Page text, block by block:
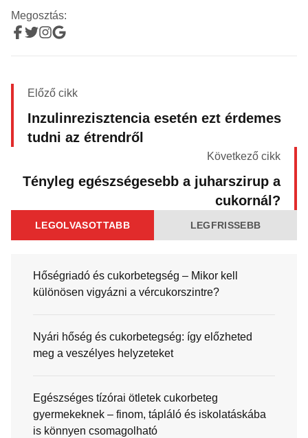
Megosztás:
Előző cikk
Inzulinrezisztencia esetén ezt érdemes
tudni az étrendről
Következő cikk
Tényleg egészségesebb a juharszirup a
cukornál?
LEGOLVASOTTABB LEGFRISSEBB
Hőségriadó és cukorbetegség – Mikor kell
különösen vigyázni a vércukorszintre?
Nyári hőség és cukorbetegség: így előzheted
meg a veszélyes helyzeteket
Egészséges tízórai ötletek cukorbeteg
gyermekeknek – finom, tápláló és iskolatáskába
is könnyen csomagolható